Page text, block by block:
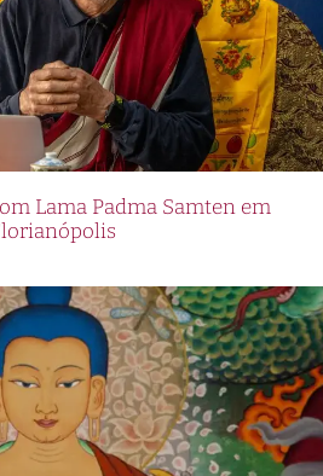
Lama Padma Samten em